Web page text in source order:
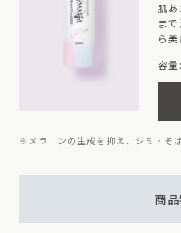
肌
ま
ら美
容
※メラニンの生成を抑え、シミ・そ
商